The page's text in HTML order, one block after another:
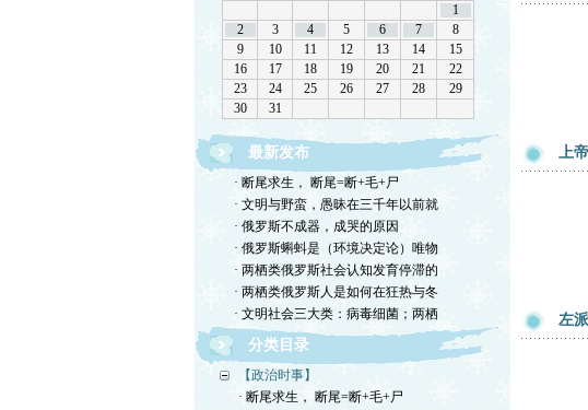
最新发布
· 断尾求生， 断尾=断+毛+尸
· 文明与野蛮，愚昧在三千年以前就
· 俄罗斯不成器，成哭的原因
· 俄罗斯蝌蚪是（环境决定论）唯物
· 两栖类俄罗斯社会认知发育停滞的
· 两栖类俄罗斯人是如何在狂热与冬
· 文明社会三大类：病毒细菌；两栖
分类目录
【政治时事】
· 断尾求生， 断尾=断+毛+尸
上
左